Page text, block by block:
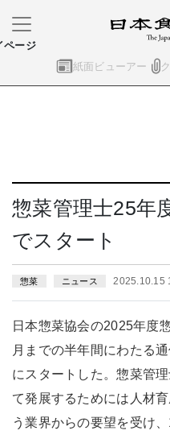
紙面ビューアー
ページ
惣菜管理士25
でスタート
惣菜 ニュース 2025.10.15
日本惣菜協会の2025年度
月までの半年間にわたる
にスタートした。惣菜管
て発展するためには人材
う業界からの要望を受け